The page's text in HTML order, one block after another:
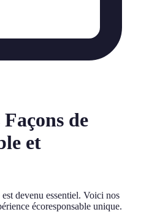
de
et
devenu essentiel. Voici nos
écoresponsable unique.